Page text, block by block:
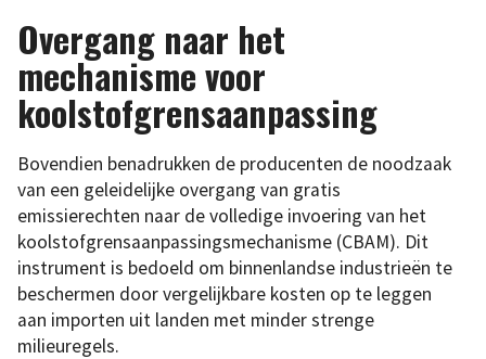
Overgang naar het
mechanisme voor
koolstofgrensaanpassing
Bovendien benadrukken de producenten de noodzaak
van een geleidelijke overgang van gratis
emissierechten naar de volledige invoering van het
koolstofgrensaanpassingsmechanisme (CBAM). Dit
instrument is bedoeld om binnenlandse industrieën te
beschermen door vergelijkbare kosten op te leggen
aan importen uit landen met minder strenge
milieuregels.